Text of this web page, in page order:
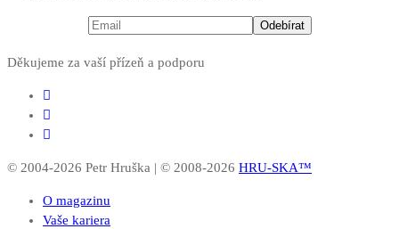
Děkujeme za vaší přízeň a podporu
© 2004-2026 Petr Hruška | © 2008-2026 HRU-SKA™
O magazinu
Vaše kariera